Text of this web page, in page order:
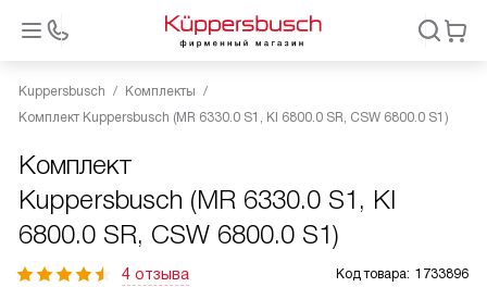
Kuppersbusch
Комплекты
Комплект Kuppersbusch (MR 6330.0 S1, KI 6800.0 SR, CSW 6800.0 S1)
Комплект
Kuppersbusch (MR 6330.0 S1, KI
6800.0 SR, CSW 6800.0 S1)
4 отзыва Код товара: 1733896